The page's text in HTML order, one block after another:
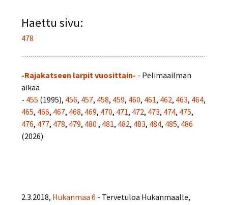
Haettu sivu:
478
-Rajakatseen larpit vuosittain- - Pelimaailman
aikaa
- 455 (1995), 456, 457, 458, 459, 460, 461, 462, 463, 464,
465, 466, 467, 468, 469, 470, 471, 472, 473, 474, 475,
476, 477, 478, 479, 480 , 481, 482, 483, 484, 485, 486
(2026)
2.3.2018, Hukanmaa 6 - Tervetuloa Hukanmaalle,